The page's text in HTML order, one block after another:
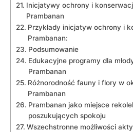
Inicjatywy ochrony i
Prambanan
Przykłady inicjatyw ochrony i
Prambanan:
Podsumowanie
Edukacyjne programy dla
Prambanan
Różnorodność fauny i flory w
Prambanan
Prambanan jako miejsce
poszukujących spokoju
Wszechstronne możliwości